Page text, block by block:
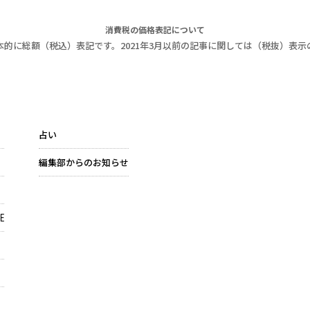
消費税の価格表記について
に総額（税込）表記です。2021年3月以前の記事に関しては（税抜）表
占い
編集部からのお知らせ